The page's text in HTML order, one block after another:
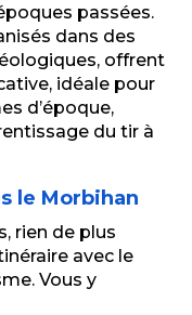
passées.
dans des
offrent
idéale pour
d’époque,
du tir à
le Morbihan
rien de plus
avec le
Vous y